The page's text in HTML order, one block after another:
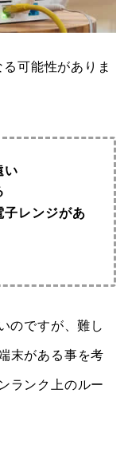
可能性がありま
い
子レンジがあ
のですが、難し
末がある事を考
ランク上のルー